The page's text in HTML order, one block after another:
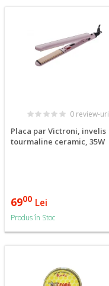
0 review-uri
Placa par Victroni, invelis
tourmaline ceramic, 35W
6900 Lei
Produs în Stoc